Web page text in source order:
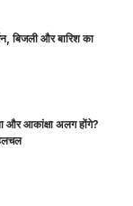
बिजली और बारिश का
और आकांक्षा अलग होंगे?